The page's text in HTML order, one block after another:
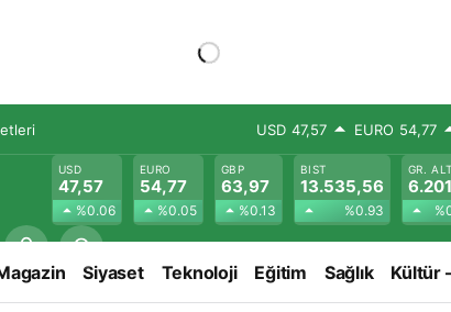
USD 47,57 EURO 54,77
USD
47,57
%0.06
EURO
54,77
%0.05
GBP
63,97
%0.13
BIST
13.535,56
%0.93
GR.
Siyaset Teknoloji Eğitim Sağlık Kültür